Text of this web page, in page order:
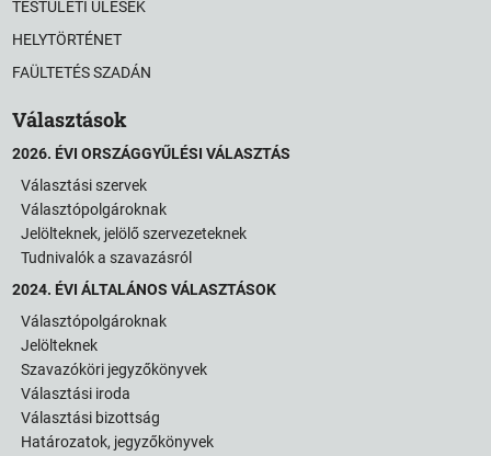
TESTÜLETI ÜLÉSEK
HELYTÖRTÉNET
FAÜLTETÉS SZADÁN
Választások
2026. ÉVI ORSZÁGGYŰLÉSI VÁLASZTÁS
Választási szervek
Választópolgároknak
Jelölteknek, jelölő szervezeteknek
Tudnivalók a szavazásról
2024. ÉVI ÁLTALÁNOS VÁLASZTÁSOK
Választópolgároknak
Jelölteknek
Szavazóköri jegyzőkönyvek
Választási iroda
Választási bizottság
Határozatok, jegyzőkönyvek